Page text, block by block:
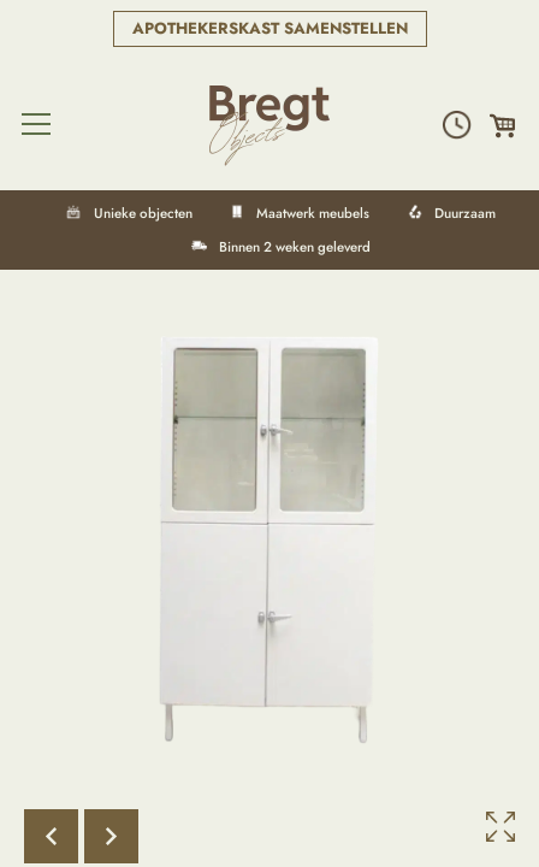
APOTHEKERSKAST SAMENSTELLEN
Unieke objecten Maatwerk meubels
Duurzaam
Binnen 2 weken geleverd